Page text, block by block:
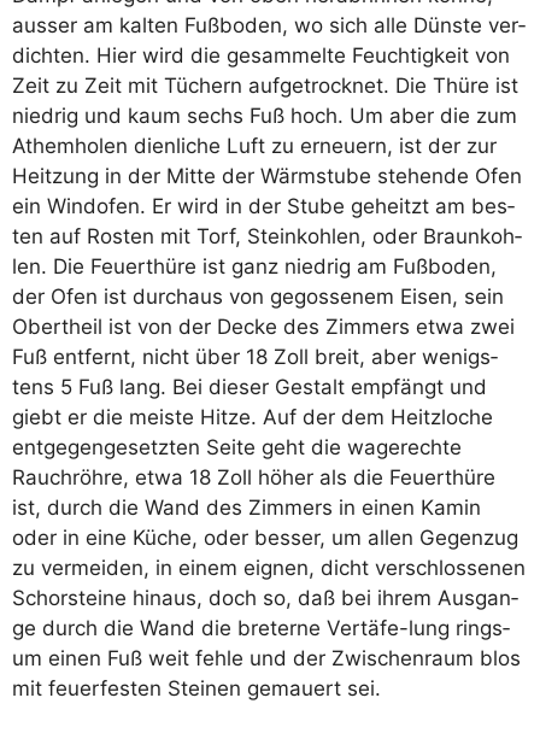
aus­ser am kal­ten Fuß­bo­den, wo sich alle Düns­te ver­
dich­ten. Hier wird die gesam­mel­te Feuch­tig­keit von
Zeit zu Zeit mit Tüchern auf­ge­trock­net. Die Thü­re ist
nied­rig und kaum sechs Fuß hoch. Um aber die zum
Athem­ho­len dien­li­che Luft zu erneu­ern, ist der zur
Heit­zung in der Mit­te der Wärm­stu­be ste­hen­de Ofen
ein Wind­ofen. Er wird in der Stu­be geheit­zt am bes­
ten auf Ros­ten mit Torf, Stein­koh­len, oder Braun­koh­
len. Die Feu­ert­hü­re ist ganz nied­rig am Fuß­bo­den,
der Ofen ist durch­aus von gegos­se­nem Eisen, sein
Obert­heil ist von der Decke des Zim­mers etwa zwei
Fuß ent­fernt, nicht über 18 Zoll breit, aber wenigs­
tens 5 Fuß lang. Bei die­ser Gestalt emp­fängt und
gie­bt er die meis­te Hit­ze. Auf der dem Heit­z­lo­che
ent­ge­gen­ge­setz­ten Sei­te geht die wage­rech­te
Rauch­röh­re, etwa 18 Zoll höher als die Feu­ert­hü­re
ist, durch die Wand des Zim­mers in einen Kamin
oder in eine Küche, oder bes­ser, um allen Gegen­zug
zu ver­mei­den, in einem eig­nen, dicht ver­schlos­se­nen
Schor­stei­ne hin­aus, doch so, daß bei ihrem Aus­gan­
ge durch die Wand die bre­ter­ne Ver­tä­fe-lung rings­
um einen Fuß weit feh­le und der Zwi­schen­raum blos
mit feu­er­fes­ten Stei­nen gemau­ert sei.